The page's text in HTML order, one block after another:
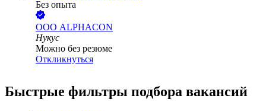
Без опыта
ООО ALPHACON
Нукус
Можно без резюме
Откликнуться
Быстрые фильтры подбора вакансий